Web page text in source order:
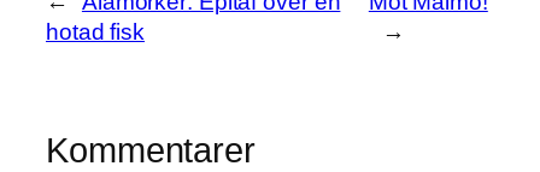
hotad fisk
→
Kommentarer